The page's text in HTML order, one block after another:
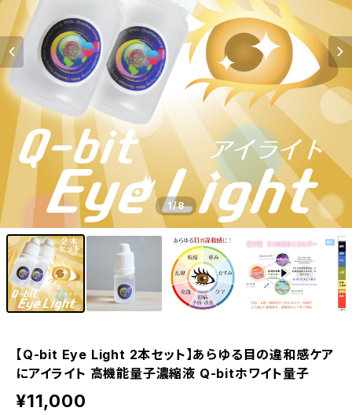
1/8
【Q-bit Eye Light 2本セット】あらゆる目の違和感ケア
にアイライト 高機能量子濃縮液 Q-bitホワイト量子
¥11,000